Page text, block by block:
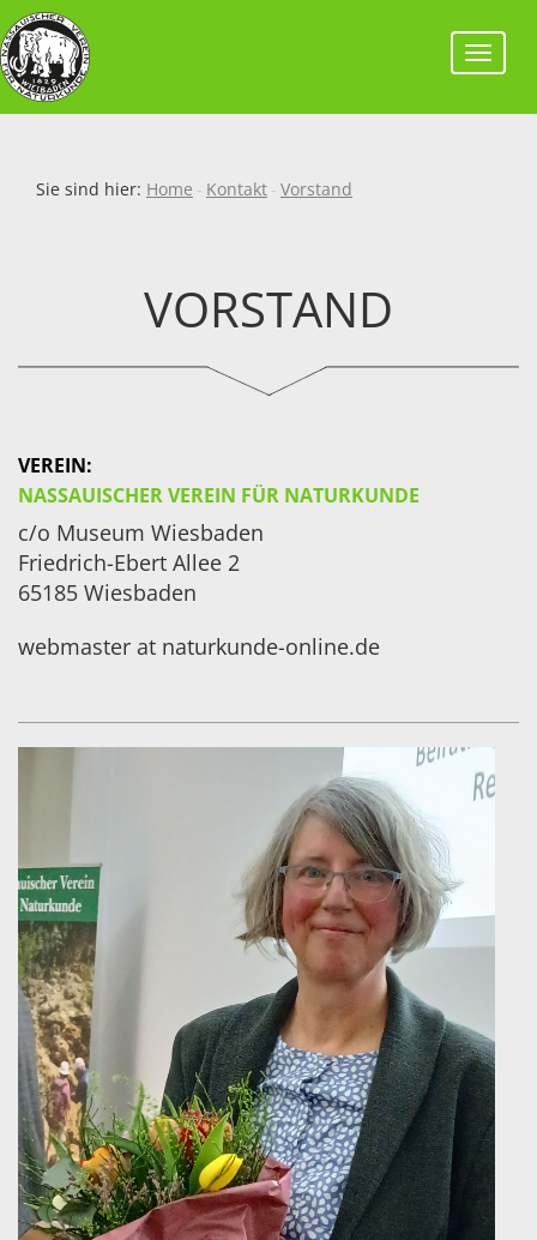
Sie sind hier: Home Kontakt Vorstand
VORSTAND
VEREIN:
NASSAUISCHERVEREIN FÜR NATURKUNDE
c/o Museum Wiesbaden
Friedrich-Ebert Allee 2
65185 Wiesbaden
webmaster at naturkunde-online.de